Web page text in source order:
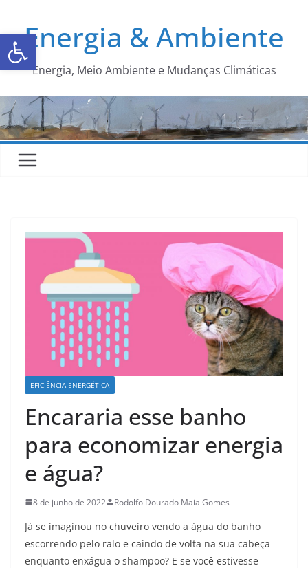
Abrir a barra de ferramentas
Energia & Ambiente
Energia, Meio Ambiente e Mudanças Climáticas
EFICIÊNCIA ENERGÉTICA
Encararia esse banho
para economizar energia
e água?
8 de junho de 2022 Rodolfo Dourado Maia Gomes
Já se imaginou no chuveiro vendo a água do banho
escorrendo pelo ralo e caindo de volta na sua cabeça
enquanto enxágua o shampoo? E se você estivesse